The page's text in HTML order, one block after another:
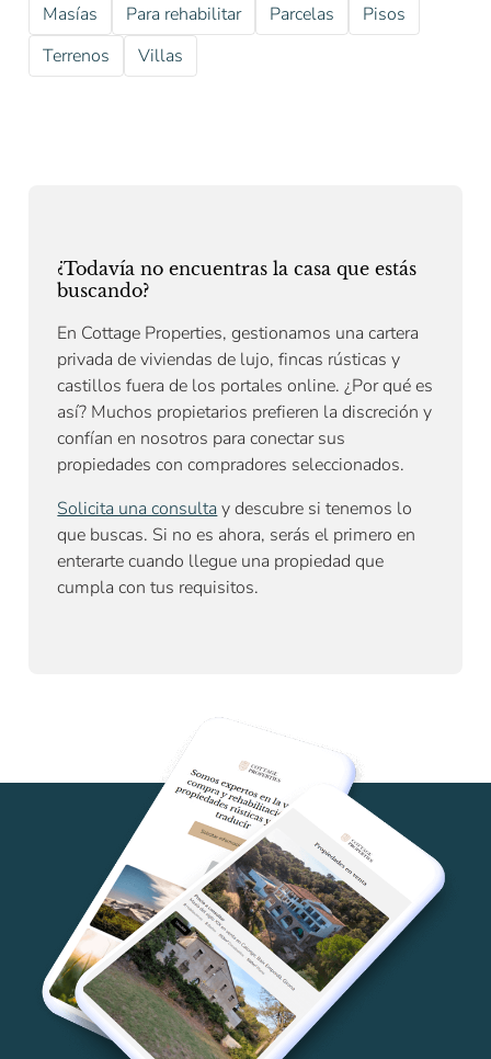
Masías
Para rehabilitar Parcelas
Pisos
Terrenos
Villas
¿Todavía no encuentras la casa que estás
buscando?
En Cottage Properties, gestionamos una cartera
privada de viviendas de lujo, fincas rústicas y
castillos fuera de los portales online. ¿Por qué es
así? Muchos propietarios prefieren la discreción y
confían en nosotros para conectar sus
propiedades con compradores seleccionados.
Solicita una consulta y descubre si tenemos lo
que buscas. Si no es ahora, serás el primero en
enterarte cuando llegue una propiedad que
cumpla con tus requisitos.